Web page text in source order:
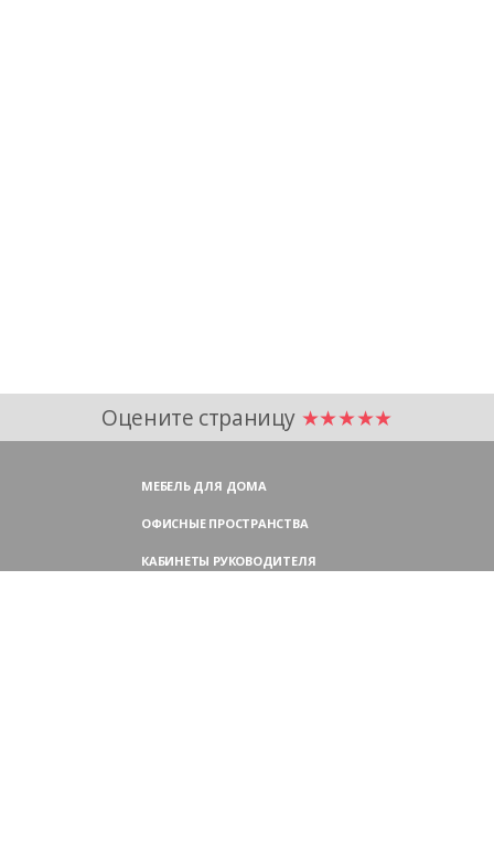
Оцените страницу ★★★★★
МЕБЕЛЬ ДЛЯ ДОМА
ОФИСНЫЕ ПРОСТРАНСТВА
КАБИНЕТЫ РУКОВОДИТЕЛЯ